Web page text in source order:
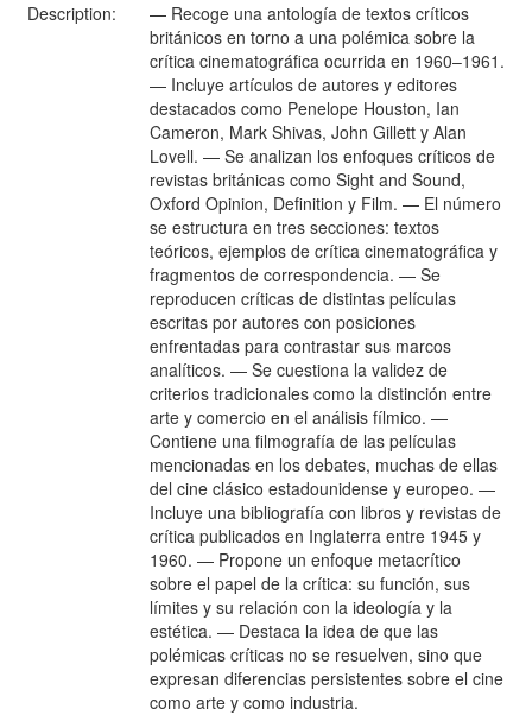
Description:
— Recoge una antología de textos críticos
británicos en torno a una polémica sobre la
crítica cinematográfica ocurrida en 1960–1961.
— Incluye artículos de autores y editores
destacados como Penelope Houston, Ian
Cameron, Mark Shivas, John Gillett y Alan
Lovell. — Se analizan los enfoques críticos de
revistas británicas como Sight and Sound,
Oxford Opinion, Definition y Film. — El número
se estructura en tres secciones: textos
teóricos, ejemplos de crítica cinematográfica y
fragmentos de correspondencia. — Se
reproducen críticas de distintas películas
escritas por autores con posiciones
enfrentadas para contrastar sus marcos
analíticos. — Se cuestiona la validez de
criterios tradicionales como la distinción entre
arte y comercio en el análisis fílmico. —
Contiene una filmografía de las películas
mencionadas en los debates, muchas de ellas
del cine clásico estadounidense y europeo. —
Incluye una bibliografía con libros y revistas de
crítica publicados en Inglaterra entre 1945 y
1960. — Propone un enfoque metacrítico
sobre el papel de la crítica: su función, sus
límites y su relación con la ideología y la
estética. — Destaca la idea de que las
polémicas críticas no se resuelven, sino que
expresan diferencias persistentes sobre el cine
como arte y como industria.